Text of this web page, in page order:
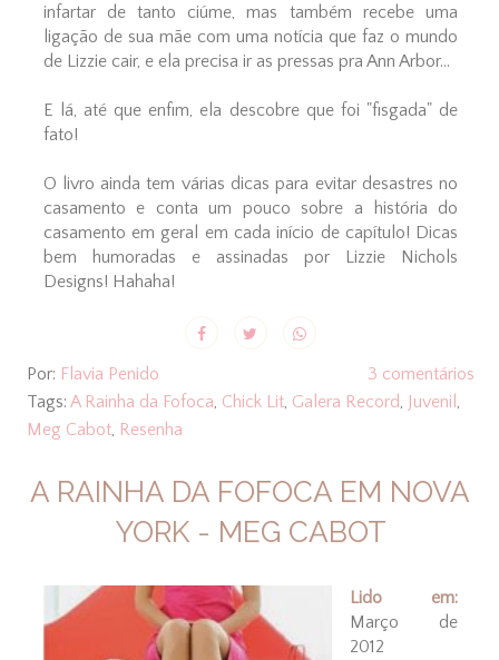
infartar de tanto ciúme, mas também recebe uma
ligação de sua mãe com uma notícia que faz o mundo
de Lizzie cair, e ela precisa ir as pressas pra Ann Arbor...
E lá, até que enfim, ela descobre que foi "fisgada" de
fato!
O livro ainda tem várias dicas para evitar desastres no
casamento e conta um pouco sobre a história do
casamento em geral em cada início de capítulo! Dicas
bem humoradas e assinadas por Lizzie Nichols
Designs! Hahaha!
Por: Flavia Penido
3 comentários
Tags: A Rainha da Fofoca, Chick Lit, Galera Record, Juvenil ,
Meg Cabot, Resenha
A RAINHA DA FOFOCA EM NOVA
YORK - MEG CABOT
Lido em:
Março de
2012